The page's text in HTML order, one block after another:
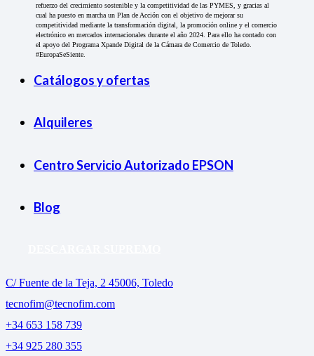
refuerzo del crecimiento sostenible y la competitividad de las PYMES, y gracias al
cual ha puesto en marcha un Plan de Acción con el objetivo de mejorar su
competitividad mediante la transformación digital, la promoción online y el comercio
electrónico en mercados internacionales durante el año 2024. Para ello ha contado con
el apoyo del Programa Xpande Digital de la Cámara de Comercio de Toledo.
#EuropaSeSiente.
Catálogos y ofertas
Alquileres
Centro Servicio Autorizado EPSON
Blog
C/ Fuente de la Teja, 2 45006, Toledo
tecnofim@tecnofim.com
+34 653 158 739
+34 925 280 355